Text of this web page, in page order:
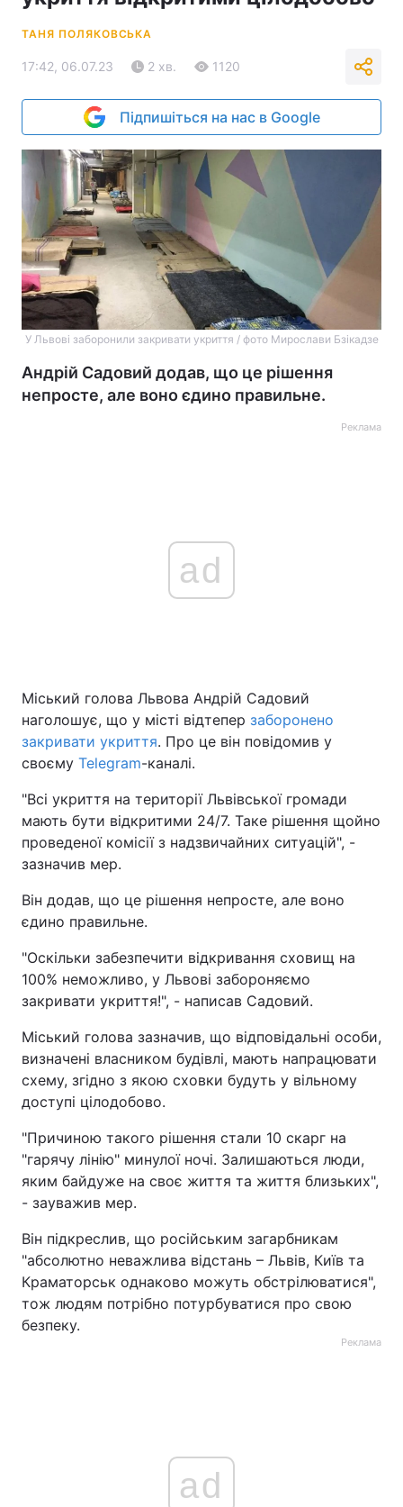
ТАНЯ ПОЛЯКОВСЬКА
17:42, 06.07.23 2 хв. 1120
Підпишіться на нас в Google
У Львові заборонили закривати укриття / фото Мирослави Бзікадзе
Андрій Садовий додав, що це рішення
непросте, але воно єдино правильне.
Реклама
ad
Міський голова Львова Андрій Садовий
наголошує, що у місті відтепер заборонено
закривати укриття. Про це він повідомив у
своєму Telegram-каналі.
"Всі укриття на території Львівської громади
мають бути відкритими 24/7. Таке рішення щойно
проведеної комісії з надзвичайних ситуацій", -
зазначив мер.
Він додав, що це рішення непросте, але воно
єдино правильне.
"Оскільки забезпечити відкривання сховищ на
100% неможливо, у Львові забороняємо
закривати укриття!", - написав Садовий.
Міський голова зазначив, що відповідальні особи,
визначені власником будівлі, мають напрацювати
схему, згідно з якою сховки будуть у вільному
доступі цілодобово.
"Причиною такого рішення стали 10 скарг на
"гарячу лінію" минулої ночі. Залишаються люди,
яким байдуже на своє життя та життя близьких",
- зауважив мер.
Він підкреслив, що російським загарбникам
"абсолютно неважлива відстань – Львів, Київ та
Краматорськ однаково можуть обстрілюватися",
тож людям потрібно потурбуватися про свою
безпеку.
Реклама
ad